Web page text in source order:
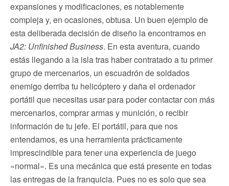
expansiones y modificaciones, es notablemente
compleja y, en ocasiones, obtusa. Un buen ejemplo de
esta deliberada decisión de diseño la encontramos en
JA2: Unfinished Business. En esta aventura, cuando
estás llegando a la isla tras haber contratado a tu primer
grupo de mercenarios, un escuadrón de soldados
enemigo derriba tu helicóptero y daña el ordenador
portátil que necesitas usar para poder contactar con más
mercenarios, comprar armas y munición, o recibir
información de tu jefe. El portátil, para que nos
entendamos, es una herramienta prácticamente
imprescindible para tener una experiencia de juego
«normal». Es una mecánica que está presente en todas
las entregas de la franquicia. Pues no es solo que sea